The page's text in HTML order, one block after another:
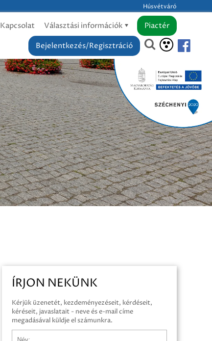
Húsvétváró
Kapcsolat Választási információk
Piactér
Bejelentkezés/Regisztráció
ÍRJON NEKÜNK
Kérjük üzenetét, kezdeményezéseit, kérdéseit,
kéréseit, javaslatait - neve és e-mail címe
megadásával küldje el számunkra.